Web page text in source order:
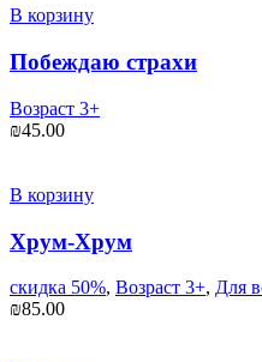
₪35.00.
В корзину
Побеждаю страхи
Возраст 3+
₪45.00
В корзину
Хрум-Хрум
скидка 50%, Возраст 3+, Для
₪85.00